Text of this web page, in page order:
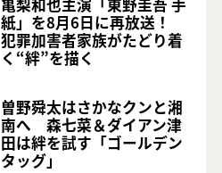
亀梨和也主演「東野圭吾 手
紙」を8月6日に再放送！
犯罪加害者家族がたどり着
く“絆”を描く
曽野舜太はさかなクンと湘
南へ 森七菜＆ダイアン津
田は絆を試す「ゴールデン
タッグ」